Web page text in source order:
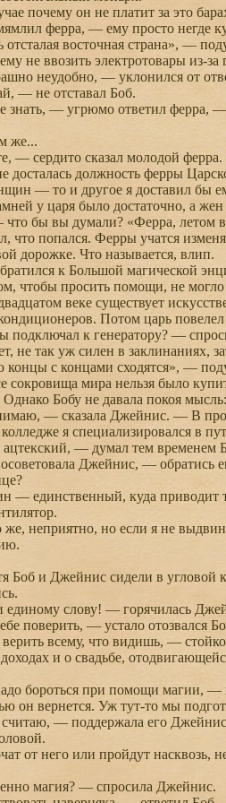
почему он не платит за это
ферра, — ему просто негде
восточная страна», —
не ввозить электротовары из-за
неудобно, — уклонился от
— не отставал Боб.
— угрюмо ответил ферра, —
же...
сердито сказал молодой
досталась должность ферры
— то и другое я доставил бы
у царя было достаточно, а
бы вы думали? «Ферра, летом
попался. Ферры учатся
дорожке. Что называется, влип.
к Большой магической
чтобы просить помощи, не могло
веке существует
Потом царь повелел
к генератору? —
так уж силен в заклинаниях,
с концами сходятся», —
сокровища мира нельзя было
Бобу не давала покоя
— сказала Джейнис. — В
я специализировался в
— думал тем временем
Джейнис, — обратись
единственный, куда приводит
неприятно, но если я не
Боб и Джейнис сидели в угловой
слову! — горячилась
поверить, — устало отозвался
всему, что видишь, — стойко
и о свадьбе,
бороться при помощи магии, —
он вернется. Уж тут-то мы
— поддержала его
от него или пройдут насквозь,
магия? — спросила Джейнис.